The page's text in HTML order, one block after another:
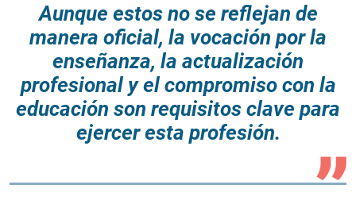
Aunque estos no se reflejan de
manera oficial, la vocación por la
enseñanza, la actualización
profesional y el compromiso con la
educación son requisitos clave para
ejercer esta profesión.